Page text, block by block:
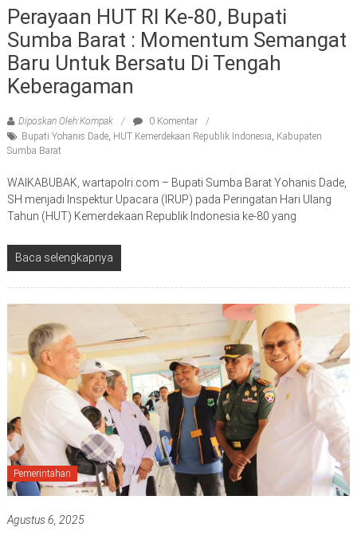
Perayaan HUT RI Ke-80, Bupati
Sumba Barat : Momentum Semangat
Baru Untuk Bersatu Di Tengah
Keberagaman
Diposkan Oleh:Kompak
0 Komentar
Bupati Yohanis Dade, HUT Kemerdekaan Republik Indonesia, Kabupaten
Sumba Barat
WAIKABUBAK, wartapolri.com – Bupati Sumba Barat Yohanis Dade,
SH menjadi Inspektur Upacara (IRUP) pada Peringatan Hari Ulang
Tahun (HUT) Kemerdekaan Republik Indonesia ke-80 yang
Baca selengkapnya
Pemerintahan
Agustus 6, 2025